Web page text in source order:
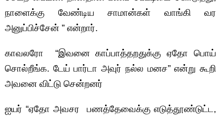
நாளைக்கு வேண்டிய சாமான்கள் வாங்கி வர
அனுப்பிச்சேன் ” என்றார்.
காவலரோ “இவனை காப்பாத்தறதுக்கு ஏதோ பொய்
சொல்றீங்க. டேய் பார்டா அவுர் நல்ல மனச” என்று கூறி
அவனை விட்டு சென்றனர்
ஐயர் “ஏதோ அவசர பணத்தேவைக்கு எடுத்தூண்டுட்ட,